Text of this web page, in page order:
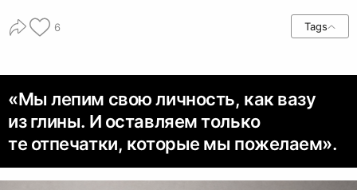
6 Tags
«Мы лепим свою личность, как вазу
из глины. И оставляем только
те отпечатки, которые мы пожелаем».